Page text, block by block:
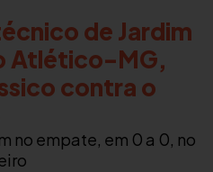
de Jardim
Atlético-MG,
contra o
no empate, em 0 a 0, no